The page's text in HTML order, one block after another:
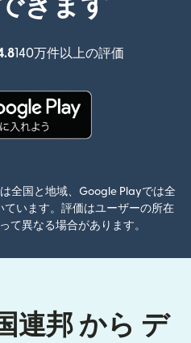
きます
140万件以上の評価
（別ウィン
全国と地域、Google Playでは全
ています。評価はユーザーの所在
て異なる場合があります。
連邦 から デ